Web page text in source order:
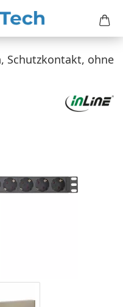
Schutzkontakt, ohne